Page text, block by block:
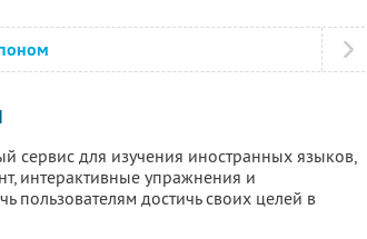
сервис для изучения иностранных языков,
интерактивные упражнения и
пользователям достичь своих целей в